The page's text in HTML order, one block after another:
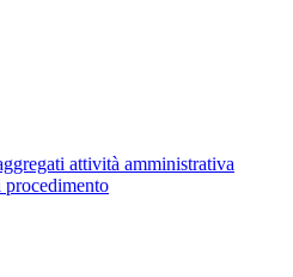
attività amministrativa